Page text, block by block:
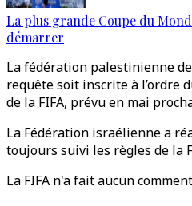
La plus grande Coupe du
démarrer
La fédération palestinienne
requête soit inscrite à l’ordre
de la FIFA, prévu en mai
La Fédération israélienne a
toujours suivi les règles de la
La FIFA n'a fait aucun